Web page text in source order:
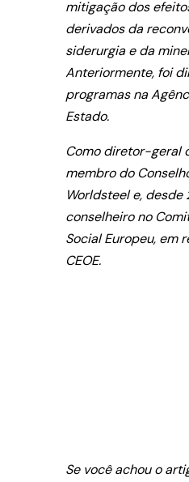
mitigação dos
derivados da
siderurgia e da
Anteriormente, foi
programas na
Estado.
Como diretor-geral
membro do
Worldsteel e, desde
conselheiro no
Social Europeu, em
CEOE.
Se você achou o